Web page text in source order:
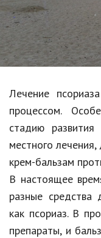
Образование
В мире
Культура
Спорт
Знаменитости
Статьи
Обзоры
Рецепты
Лечение
процессом.
стадию
местного
крем-бальзам
В настоящее
разные средства
как псориаз. В
препараты, и